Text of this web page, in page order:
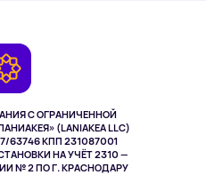
С ОГРАНИЧЕННОЙ
(LANIAKEA LLC)
63746 КПП 231087001
НА УЧЁТ 2310 —
№ 2 ПО Г. КРАСНОДАРУ